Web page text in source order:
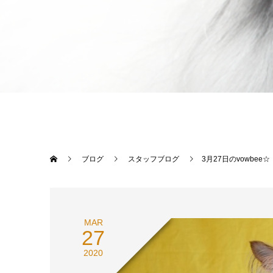
ブログ スタッフブログ 3月27日のvowbee☆
MAR
27
2020